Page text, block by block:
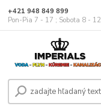
+421 948 849 899
Pon-Pia 7 - 17 ; Sobota 8 - 12